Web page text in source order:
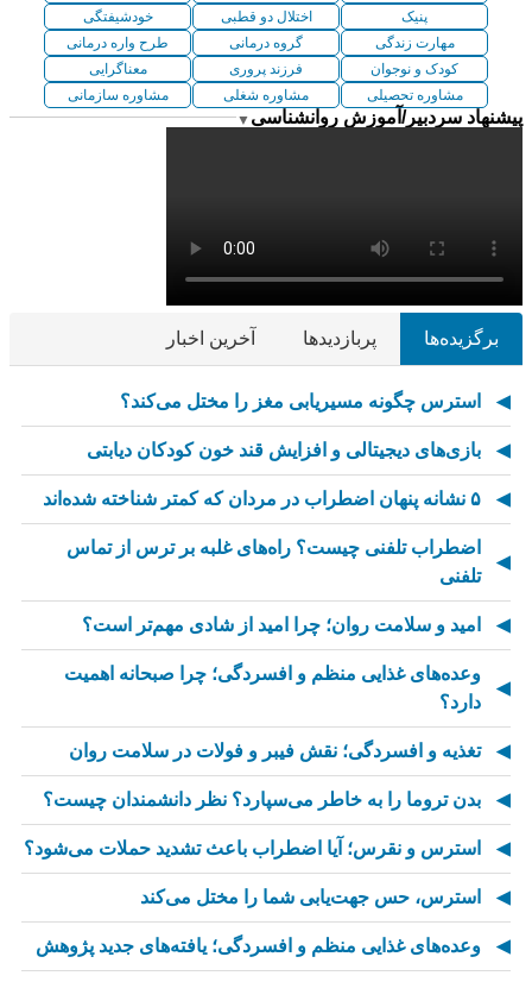
پنیک
اختلال دو قطبی
خودشیفتگی
مهارت زندگی
گروه درمانی
طرح واره درمانی
کودک و نوجوان
فرزند پروری
معناگرایی
مشاوره تحصیلی
مشاوره شغلی مشاوره سازمانی
پیشنهاد سردبیر/آموزش روانشناسی ▼
برگزیده‌ها پربازدیدها آخرین اخبار
استرس چگونه مسیریابی مغز را مختل می‌کند؟
بازی‌های دیجیتالی و افزایش قند خون کودکان دیابتی
۵ نشانه پنهان اضطراب در مردان که کمتر شناخته شده‌اند
اضطراب تلفنی چیست؟ راه‌های غلبه بر ترس از تماس
تلفنی
امید و سلامت روان؛ چرا امید از شادی مهم‌تر است؟
وعده‌های غذایی منظم و افسردگی؛ چرا صبحانه اهمیت
دارد؟
تغذیه و افسردگی؛ نقش فیبر و فولات در سلامت روان
بدن تروما را به خاطر می‌سپارد؟ نظر دانشمندان چیست؟
استرس و نقرس؛ آیا اضطراب باعث تشدید حملات می‌شود؟
استرس، حس جهت‌یابی شما را مختل می‌کند
وعده‌های غذایی منظم و افسردگی؛ یافته‌های جدید پژوهش